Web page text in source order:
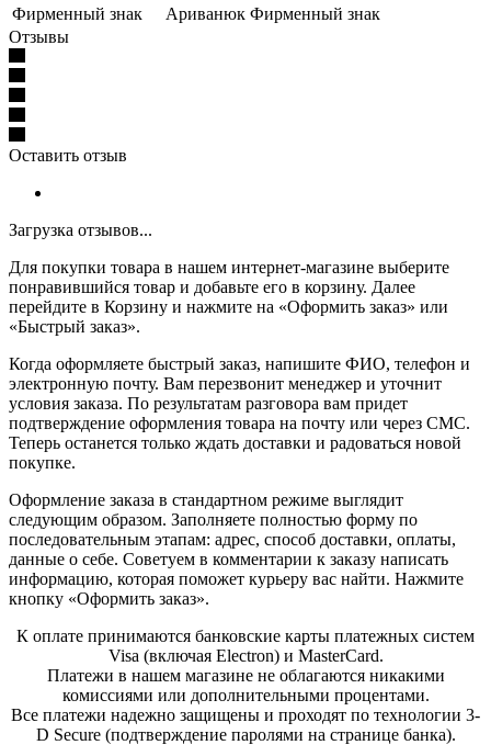
Фирменный знак
Ариванюк Фирменный знак
Отзывы
Оставить отзыв
Загрузка отзывов...
Для покупки товара в нашем интернет-магазине выберите
понравившийся товар и добавьте его в корзину. Далее
перейдите в Корзину и нажмите на «Оформить заказ» или
«Быстрый заказ».
Когда оформляете быстрый заказ, напишите ФИО, телефон и
электронную почту. Вам перезвонит менеджер и уточнит
условия заказа. По результатам разговора вам придет
подтверждение оформления товара на почту или через СМС.
Теперь останется только ждать доставки и радоваться новой
покупке.
Оформление заказа в стандартном режиме выглядит
следующим образом. Заполняете полностью форму по
последовательным этапам: адрес, способ доставки, оплаты,
данные о себе. Советуем в комментарии к заказу написать
информацию, которая поможет курьеру вас найти. Нажмите
кнопку «Оформить заказ».
К оплате принимаются банковские карты платежных систем
Visa (включая Electron) и MasterCard.
Платежи в нашем магазине не облагаются никакими
комиссиями или дополнительными процентами.
Все платежи надежно защищены и проходят по технологии 3-
D Secure (подтверждение паролями на странице банка).